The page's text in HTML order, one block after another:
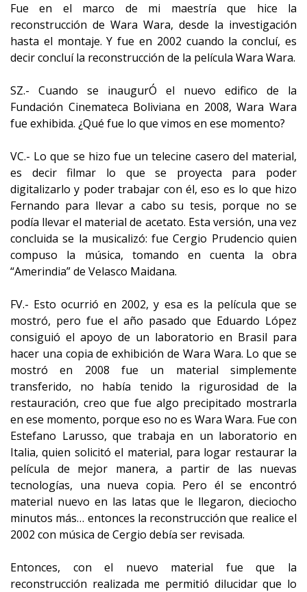
Fue en el marco de mi maestría que hice la
reconstrucción de Wara Wara, desde la investigación
hasta el montaje. Y fue en 2002 cuando la concluí, es
decir concluí la reconstrucción de la película Wara Wara.
SZ.- Cuando se inaugurÓ el nuevo edifico de la
Fundación Cinemateca Boliviana en 2008, Wara Wara
fue exhibida. ¿Qué fue lo que vimos en ese momento?
VC.- Lo que se hizo fue un telecine casero del material,
es decir filmar lo que se proyecta para poder
digitalizarlo y poder trabajar con él, eso es lo que hizo
Fernando para llevar a cabo su tesis, porque no se
podía llevar el material de acetato. Esta versión, una vez
concluida se la musicalizó: fue Cergio Prudencio quien
compuso la música, tomando en cuenta la obra
“Amerindia” de Velasco Maidana.
FV.- Esto ocurrió en 2002, y esa es la película que se
mostró, pero fue el año pasado que Eduardo López
consiguió el apoyo de un laboratorio en Brasil para
hacer una copia de exhibición de Wara Wara. Lo que se
mostró en 2008 fue un material simplemente
transferido, no había tenido la rigurosidad de la
restauración, creo que fue algo precipitado mostrarla
en ese momento, porque eso no es Wara Wara. Fue con
Estefano Larusso, que trabaja en un laboratorio en
Italia, quien solicitó el material, para logar restaurar la
película de mejor manera, a partir de las nuevas
tecnologías, una nueva copia. Pero él se encontró
material nuevo en las latas que le llegaron, dieciocho
minutos más… entonces la reconstrucción que realice el
2002 con música de Cergio debía ser revisada.
Entonces, con el nuevo material fue que la
reconstrucción realizada me permitió dilucidar que lo